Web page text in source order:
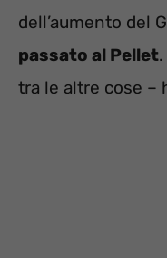
dell’aumento del
passato al Pellet
tra le altre cose –